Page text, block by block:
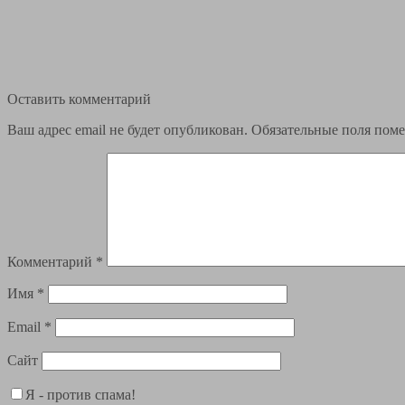
Оставить комментарий
Ваш адрес email не будет опубликован. Обязательные поля
Комментарий *
Имя *
Email *
Сайт
Я - против спама!